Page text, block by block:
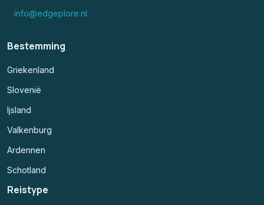
info@edgeplore.nl
Bestemming
Griekenland
Slovenië
Ijsland
Valkenburg
Ardennen
Schotland
Reistype